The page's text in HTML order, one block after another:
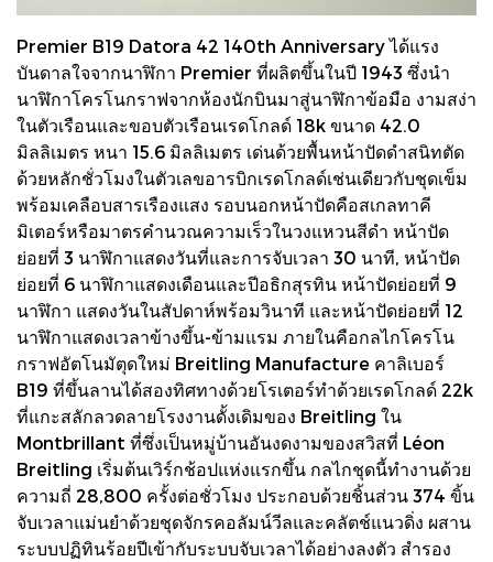
Premier B19 Datora 42 140th Anniversary ได้แรง
บันดาลใจจากนาฬิกา Premier ที่ผลิตขึ้นในปี 1943 ซึ่งนำ
นาฬิกาโครโนกราฟจากห้องนักบินมาสู่นาฬิกาข้อมือ งามสง่า
ในตัวเรือนและขอบตัวเรือนเรดโกลด์ 18k ขนาด 42.0
มิลลิเมตร หนา 15.6 มิลลิเมตร เด่นด้วยพื้นหน้าปัดดำสนิทตัด
ด้วยหลักชั่วโมงในตัวเลขอารบิกเรดโกลด์เช่นเดียวกับชุดเข็ม
พร้อมเคลือบสารเรืองแสง รอบนอกหน้าปัดคือสเกลทาคี
มิเตอร์หรือมาตรคำนวณความเร็วในวงแหวนสีดำ หน้าปัด
ย่อยที่ 3 นาฬิกาแสดงวันที่และการจับเวลา 30 นาที, หน้าปัด
ย่อยที่ 6 นาฬิกาแสดงเดือนและปีอธิกสุรทิน หน้าปัดย่อยที่ 9
นาฬิกา แสดงวันในสัปดาห์พร้อมวินาที และหน้าปัดย่อยที่ 12
นาฬิกาแสดงเวลาข้างขึ้น-ข้ามแรม ภายในคือกลไกโครโน
กราฟอัตโนมัตุดใหม่ Breitling Manufacture คาลิเบอร์
B19 ที่ขึ้นลานได้สองทิศทางด้วยโรเตอร์ทำด้วยเรดโกลด์ 22k
ที่แกะสลักลวดลายโรงงานดั้งเดิมของ Breitling ใน
Montbrillant ที่ซึ่งเป็นหมู่บ้านอันงดงามของสวิสที่ Léon
Breitling เริ่มต้นเวิร์กช้อปแห่งแรกขึ้น กลไกชุดนี้ทำงานด้วย
ความถี่ 28,800 ครั้งต่อชั่วโมง ประกอบด้วยชิ้นส่วน 374 ขิ้น
จับเวลาแม่นยำด้วยชุดจักรคอลัมน์วีลและคลัตช์แนวดิ่ง ผสาน
ระบบปฏิทินร้อยปีเข้ากับระบบจับเวลาได้อย่างลงตัว สำรอง